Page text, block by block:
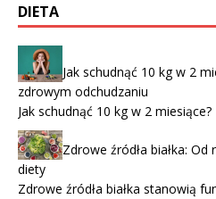
DIETA
Jak schudnąć 10 kg w 2
zdrowym odchudzaniu
Jak schudnąć 10 kg w 2
Zdrowe źródła białka:
diety
Zdrowe źródła białka stanowią